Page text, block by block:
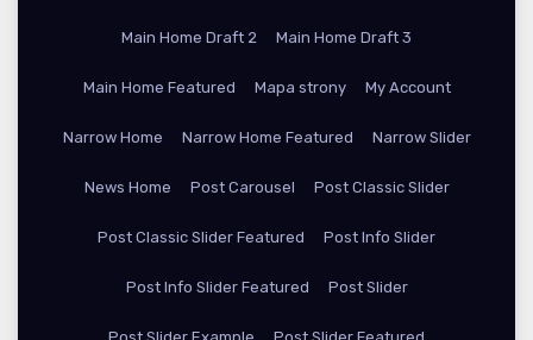
Main Home Draft 2 Main Home Draft 3
Main Home Featured Mapa strony My Account
Narrow Home Narrow Home Featured Narrow Slider
News Home Post Carousel Post Classic Slider
Post Classic Slider Featured Post Info Slider
Post Info Slider Featured Post Slider